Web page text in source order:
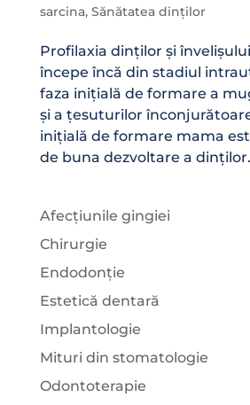
sarcina, Sănătatea dinților
Profilaxia dinților și
începe încă din stadiul
faza inițială de formare a
și a țesuturilor
inițială de formare mama
de buna dezvoltare a dinților.
Afecțiunile gingiei
Chirurgie
Endodonție
Estetică dentară
Implantologie
Mituri din stomatologie
Odontoterapie